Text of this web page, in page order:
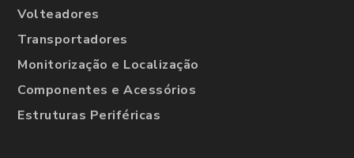
Volteadores
Transportadores
Monitorização e Localização
Componentes e Acessórios
Estruturas Periféricas